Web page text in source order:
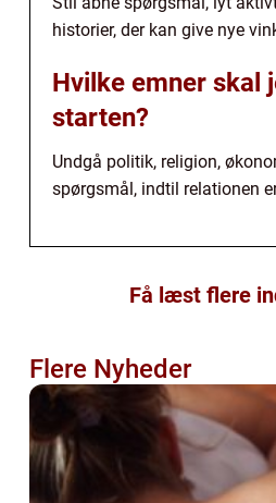
historier, der kan give nye
Hvilke emner skal
starten?
Undgå politik, religion,
spørgsmål, indtil relationen
Få læst flere
Flere Nyheder